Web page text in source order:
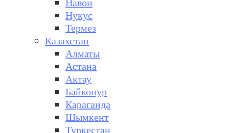
Нукус
Термез
Казахстан
Алматы
Астана
Актау
Байконур
Караганда
Шымкент
Туркестан